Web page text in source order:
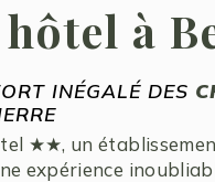
à
INÉGALÉ DES
★★, un
expérience